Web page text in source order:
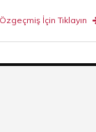
Özgeçmiş İçin Tıklayın